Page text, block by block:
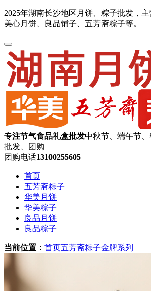
2025年湖南长沙地区月饼、粽子批发，主
美心月饼、良品铺子、五芳斋粽子等。
专注节气食品礼盒批发中秋节、端午节
批发、团购
团购电话13100255605
首页
五芳斋粽子
华美月饼
华美粽子
良品月饼
良品粽子
当前位置： 首页五芳斋粽子金牌系列